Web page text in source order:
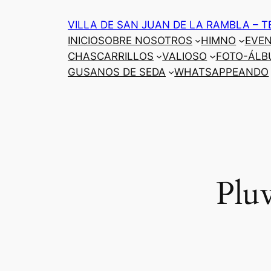
VILLA DE SAN JUAN DE LA RAMBLA –
INICIOSOBRE NOSOTROS HIMNO
CHASCARRILLOS
VALIOSO FOTO-
GUSANOS DE SEDA
WHATSAPPEANDO